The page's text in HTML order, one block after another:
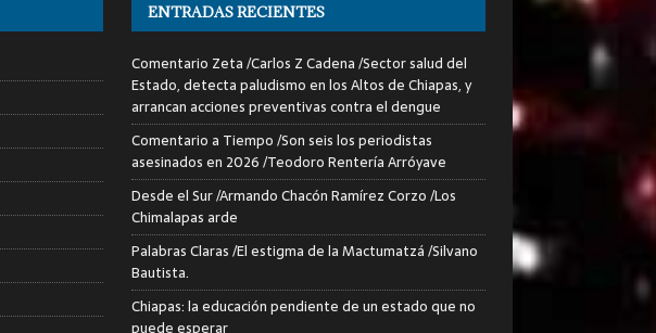
ENTRADAS RECIENTES
Comentario Zeta /Carlos Z Cadena /Sector salud del
Estado, detecta paludismo en los Altos de Chiapas, y
arrancan acciones preventivas contra el dengue
Comentario a Tiempo /Son seis los periodistas
asesinados en 2026 /Teodoro Rentería Arróyave
Desde el Sur /Armando Chacón Ramírez Corzo /Los
Chimalapas arde
Palabras Claras /El estigma de la Mactumatzá /Silvano
Bautista.
Chiapas: la educación pendiente de un estado que no
puede esperar